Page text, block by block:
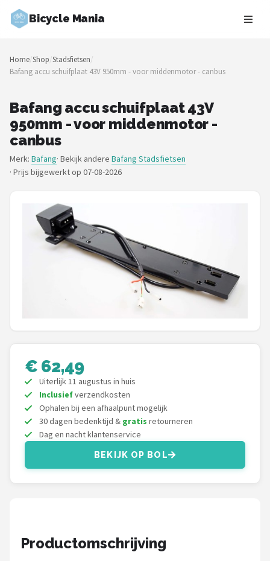
Bicycle Mania
Zoeken
NAVIGATIE
Merken
Blog
Fietsroutes
Kinderfietsen
Stadsfietsen
Elektrische fietsen
POPULAIRE MERKEN
Basil
Volare
ABUS
New Looxs
Schwalbe
Home/Shop/Stadsfietsen/
Bafang accu schuifplaat 43V 950mm - voor middenmotor - canbus
Bafang accu schuifplaat 43V
950mm - voor middenmotor -
canbus
Merk: Bafang· Bekijk andere Bafang Stadsfietsen
· Prijs bijgewerkt op 07-08-2026
€ 62,49
Uiterlijk 11 augustus in huis
Inclusiefverzendkosten
Ophalen bij een afhaalpunt mogelijk
30 dagen bedenktijd & gratis retourneren
Dag en nacht klantenservice
BEKIJK OP BOL
Productomschrijving